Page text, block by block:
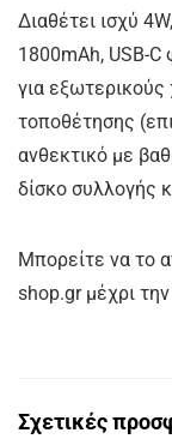
Διαθέτει ισχύ
1800mAh, USB-C
για
τοποθέτησης
ανθεκτικό με
δίσκο συλλογής
Μπορείτε να το
shop.gr μέχρι
Σχετικές